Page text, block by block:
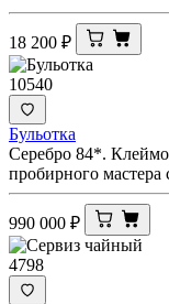
18 200 ₽
10540
Бульотка
Серебро 84*.
пробирного
990 000 ₽
4798